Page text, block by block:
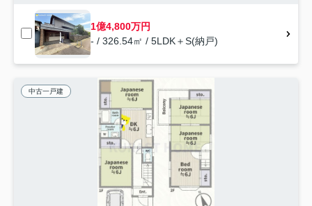
1億4,800万円
- / 326.54㎡ / 5LDK＋S(納戸)
中古一戸建